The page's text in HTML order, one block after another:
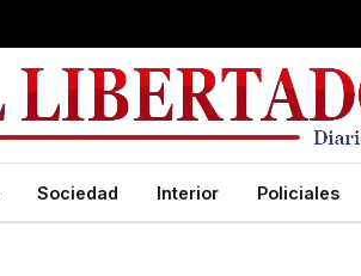
Sociedad Interior Policiales